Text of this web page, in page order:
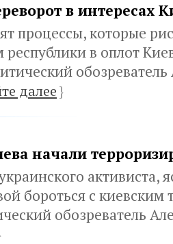
в интересах
процессы, которые
в оплот
далее}
начали
активиста,
бороться с киевским
обозреватель